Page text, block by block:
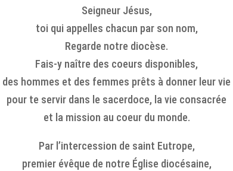
Seigneur Jésus,
toi qui appelles chacun par son nom,
Regarde notre diocèse.
Fais-y naître des coeurs disponibles,
des hommes et des femmes prêts à donner leur vie
pour te servir dans le sacerdoce, la vie consacrée
et la mission au coeur du monde.
Par l’intercession de saint Eutrope,
premier évêque de notre Église diocésaine,